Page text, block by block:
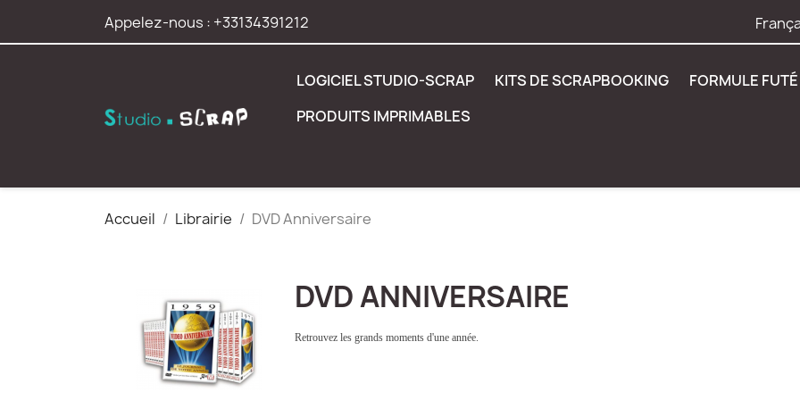
Appelez-nous : +33134391212
LOGICIEL STUDIO-SCRAP KITS DE SCRAPBOOKING FORMULE
PRODUITS IMPRIMABLES
Accueil Librairie DVD Anniversaire
DVD ANNIVERSAIRE
Retrouvez les grands moments d'une année.